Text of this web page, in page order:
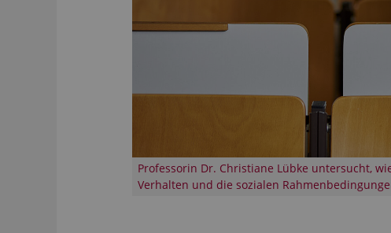
Professorin Dr. Christiane Lübke untersucht,
Verhalten und die sozialen